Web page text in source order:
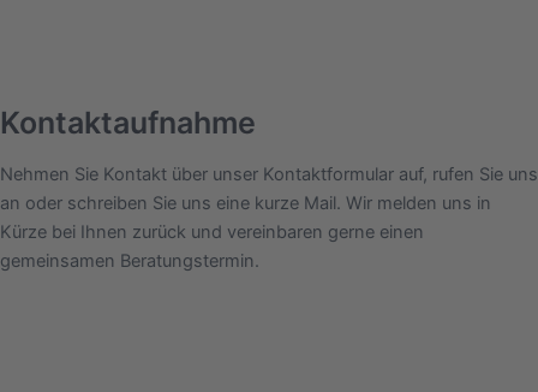
Kontaktaufnahme
Nehmen Sie Kontakt über unser Kontaktformular auf, rufen Sie uns
an oder schreiben Sie uns eine kurze Mail. Wir melden uns in
Kürze bei Ihnen zurück und vereinbaren gerne einen
gemeinsamen Beratungstermin.